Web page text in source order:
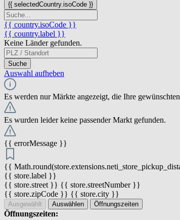
{{ selectedCountry.isoCode }}
{{ country.isoCode }}
{{ country.label }}
Keine Länder gefunden.
Suche
Auswahl aufheben
Es werden nur Märkte angezeigt, die Ihre
Es wurden leider keine passender Markt gefunden.
{{ errorMessage }}
{{
{{ store.label }}
{{ store.street }} {{ store.streetNumber }}
{{ store.zipCode }} {{ store.city }}
Ausgewählt Auswählen Öffnungszeiten
Öffnungszeiten: